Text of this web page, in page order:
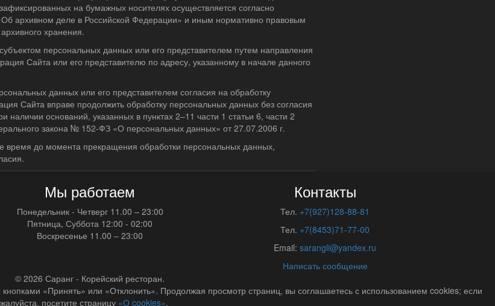
на бумажных носителях осуществляется согласно
архивном деле в Российской Федерации» и иным нормативно правовым
хранения.
персональных данных или его представителем путем направления
Сайта или его представителю по адресу, указанному в начале данного
данных или его представителем согласия на обработку
Сайта вправе продолжить обработку персональных данных без согласия
наличии оснований, указанных в пунктах 2–11 части 1 статьи 6, части 2
закона № 152-ФЗ «О персональных данных» от 27.07.2006 г.
время до момента прекращения обработки персональных данных,
Мы работаем
Понедельник - Четверг 11.00 – 23:00
Пятница, Суббота 12:00 - 02:00
Воскресенье 11.00 – 23:00
Контакты
Тел. +7(927)128-88-81
Тел. +7(8453)71-77-00
Email: sarangli@yandex.ru
Написать сообщение
© 2026 Саранг - Корейский ресторан.
«Принять» или «Отклонить». Продолжая просмотр страниц, вы соглашаетесь с использованием cookies; если
посетите страницу «О cookies».